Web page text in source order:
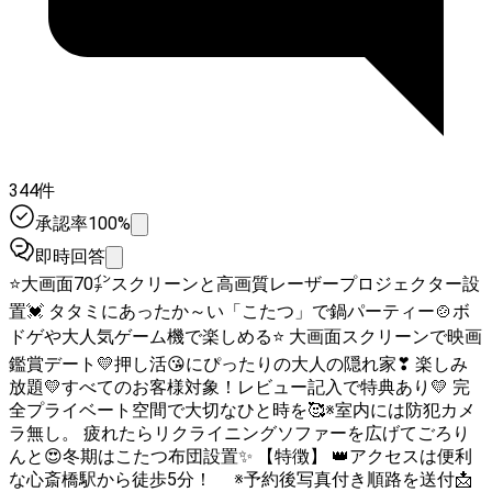
344件
承認率100%
即時回答
⭐️大画面70㌅スクリーンと高画質レーザープロジェクター設
置💓 タタミにあったか～い「こたつ」で鍋パーティー🍲ボ
ドゲや大人気ゲーム機で楽しめる⭐️ 大画面スクリーンで映画
鑑賞デート💛押し活😘にぴったりの大人の隠れ家❣ 楽しみ
放題💛すべてのお客様対象！レビュー記入で特典あり💛 完
全プライベート空間で大切なひと時を🥰※室内には防犯カメ
ラ無し。 疲れたらリクライニングソファーを広げてごろり
んと😍冬期はこたつ布団設置✨ 【特徴】 👑アクセスは便利
な心斎橋駅から徒歩5分！ ※予約後写真付き順路を送付📩